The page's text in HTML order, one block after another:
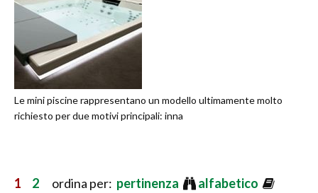
Le mini piscine rappresentano un modello ultimamente molto
richiesto per due motivi principali: inna
1 2 ordina per: pertinenza
alfabetico